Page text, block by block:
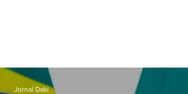
Jornal Daki